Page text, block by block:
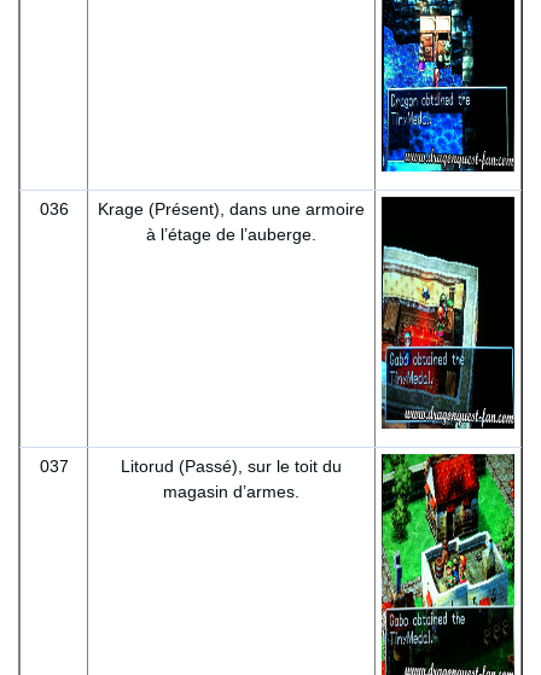
036
Krage (Présent), dans une armoire
à l’étage de l’auberge.
037
Litorud (Passé), sur le toit du
magasin d’armes.